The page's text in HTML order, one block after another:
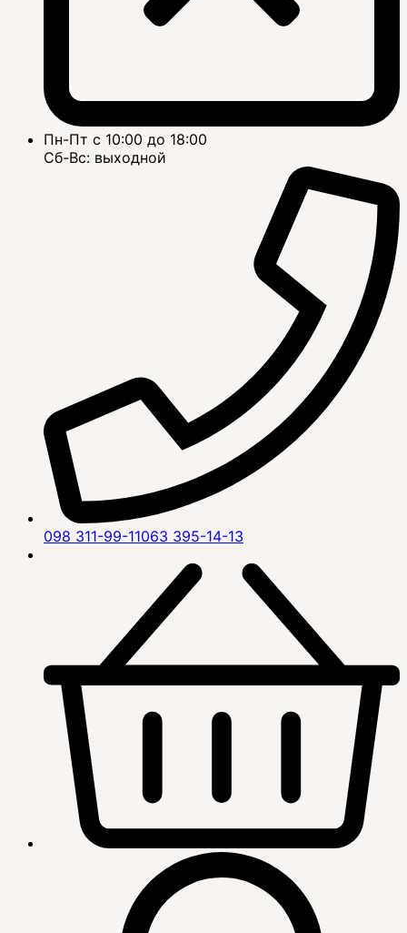
Пн-Пт с 10:00 до 18:00
Сб-Вс: выходной
098 311-99-11063 395-14-13